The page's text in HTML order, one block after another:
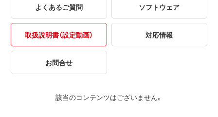
よくあるご質問 ソフトウェア
取扱説明書（設定動画） 対応情報
お問合せ
該当のコンテンツはございません。